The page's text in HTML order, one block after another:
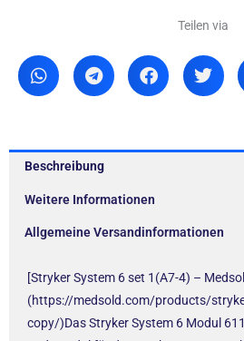
Teilen via
Beschreibung
Weitere Informationen
Allgemeine Versandinformationen
[Stryker System 6 set 1(A7-4) –
(https://medsold.com/products/
copy/)Das Stryker System 6 Modul